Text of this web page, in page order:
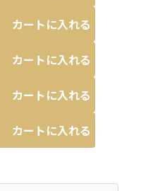
カートに入れる
カートに入れる
カートに入れる
カートに入れる